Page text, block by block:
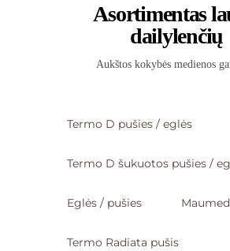
Asortimentas
dailylenčių
Aukštos kokybės medienos
Termo D pušies / eglės
Termo D šukuotos pušies /
Eglės / pušies
Termo Radiata pušis